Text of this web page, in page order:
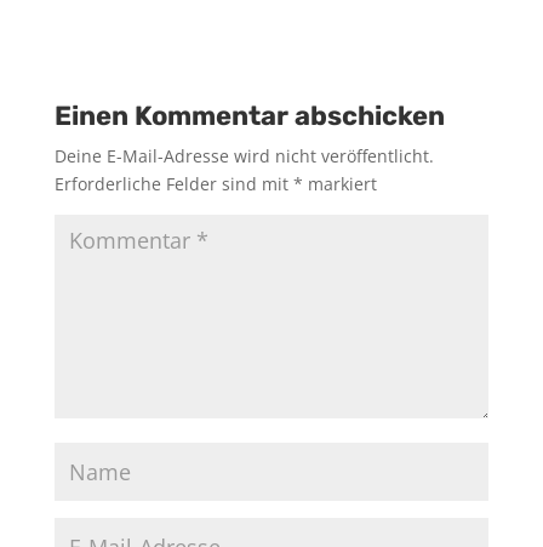
Einen Kommentar abschicken
Deine E-Mail-Adresse wird nicht veröffentlicht.
Erforderliche Felder sind mit * markiert